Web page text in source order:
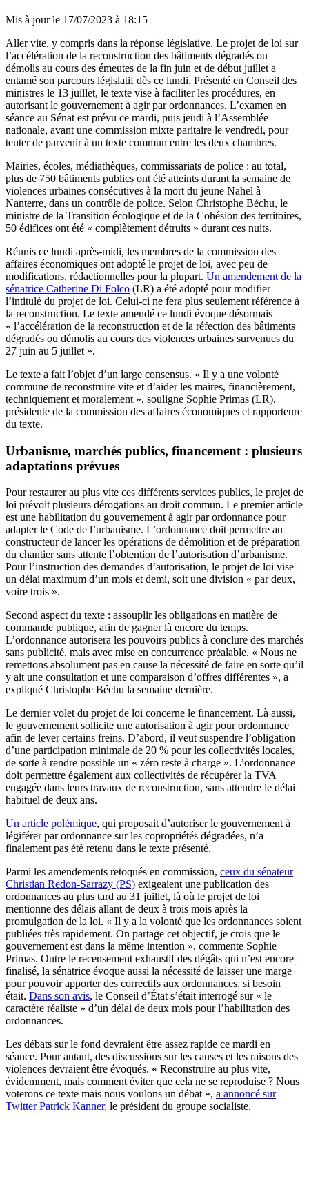
Mis à jour le 17/07/2023 à 18:15
Aller vite, y compris dans la réponse législative. Le projet de loi sur
l’accélération de la reconstruction des bâtiments dégradés ou
démolis au cours des émeutes de la fin juin et de début juillet a
entamé son parcours législatif dès ce lundi. Présenté en Conseil des
ministres le 13 juillet, le texte vise à faciliter les procédures, en
autorisant le gouvernement à agir par ordonnances. L’examen en
séance au Sénat est prévu ce mardi, puis jeudi à l’Assemblée
nationale, avant une commission mixte paritaire le vendredi, pour
tenter de parvenir à un texte commun entre les deux chambres.
Mairies, écoles, médiathèques, commissariats de police : au total,
plus de 750 bâtiments publics ont été atteints durant la semaine de
violences urbaines consécutives à la mort du jeune Nahel à
Nanterre, dans un contrôle de police. Selon Christophe Béchu, le
ministre de la Transition écologique et de la Cohésion des territoires,
50 édifices ont été « complètement détruits » durant ces nuits.
Réunis ce lundi après-midi, les membres de la commission des
affaires économiques ont adopté le projet de loi, avec peu de
modifications, rédactionnelles pour la plupart. Un amendement de la
sénatrice Catherine Di Folco (LR) a été adopté pour modifier
l’intitulé du projet de loi. Celui-ci ne fera plus seulement référence à
la reconstruction. Le texte amendé ce lundi évoque désormais
« l’accélération de la reconstruction et de la réfection des bâtiments
dégradés ou démolis au cours des violences urbaines survenues du
27 juin au 5 juillet ».
Le texte a fait l’objet d’un large consensus. « Il y a une volonté
commune de reconstruire vite et d’aider les maires, financièrement,
techniquement et moralement », souligne Sophie Primas (LR),
présidente de la commission des affaires économiques et rapporteure
du texte.
Urbanisme, marchés publics, financement : plusieurs
adaptations prévues
Pour restaurer au plus vite ces différents services publics, le projet de
loi prévoit plusieurs dérogations au droit commun. Le premier article
est une habilitation du gouvernement à agir par ordonnance pour
adapter le Code de l’urbanisme. L’ordonnance doit permettre au
constructeur de lancer les opérations de démolition et de préparation
du chantier sans attente l’obtention de l’autorisation d’urbanisme.
Pour l’instruction des demandes d’autorisation, le projet de loi vise
un délai maximum d’un mois et demi, soit une division « par deux,
voire trois ».
Second aspect du texte : assouplir les obligations en matière de
commande publique, afin de gagner là encore du temps.
L’ordonnance autorisera les pouvoirs publics à conclure des marchés
sans publicité, mais avec mise en concurrence préalable. « Nous ne
remettons absolument pas en cause la nécessité de faire en sorte qu’il
y ait une consultation et une comparaison d’offres différentes », a
expliqué Christophe Béchu la semaine dernière.
Le dernier volet du projet de loi concerne le financement. Là aussi,
le gouvernement sollicite une autorisation à agir pour ordonnance
afin de lever certains freins. D’abord, il veut suspendre l’obligation
d’une participation minimale de 20 % pour les collectivités locales,
de sorte à rendre possible un « zéro reste à charge ». L’ordonnance
doit permettre également aux collectivités de récupérer la TVA
engagée dans leurs travaux de reconstruction, sans attendre le délai
habituel de deux ans.
Un article polémique, qui proposait d’autoriser le gouvernement à
légiférer par ordonnance sur les copropriétés dégradées, n’a
finalement pas été retenu dans le texte présenté.
Parmi les amendements retoqués en commission, ceux du sénateur
Christian Redon-Sarrazy (PS) exigeaient une publication des
ordonnances au plus tard au 31 juillet, là où le projet de loi
mentionne des délais allant de deux à trois mois après la
promulgation de la loi. « Il y a la volonté que les ordonnances soient
publiées très rapidement. On partage cet objectif, je crois que le
gouvernement est dans la même intention », commente Sophie
Primas. Outre le recensement exhaustif des dégâts qui n’est encore
finalisé, la sénatrice évoque aussi la nécessité de laisser une marge
pour pouvoir apporter des correctifs aux ordonnances, si besoin
était. Dans son avis, le Conseil d’État s’était interrogé sur « le
caractère réaliste » d’un délai de deux mois pour l’habilitation des
ordonnances.
Les débats sur le fond devraient être assez rapide ce mardi en
séance. Pour autant, des discussions sur les causes et les raisons des
violences devraient être évoqués. « Reconstruire au plus vite,
évidemment, mais comment éviter que cela ne se reproduise ? Nous
voterons ce texte mais nous voulons un débat », a annoncé sur
Twitter Patrick Kanner, le président du groupe socialiste.